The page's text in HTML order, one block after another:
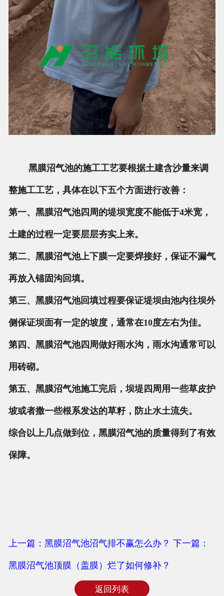
黑膜沼气池的施工工艺要根据土建含沙量来调
整施工工艺，具体在以下五个方面进行改善：
第一、黑膜沼气池四周的堤坝宽度不能低于4米宽，
土建的过程一定要层层夯实上来。
第二、黑膜沼气池上下膜一定要焊接好，保证不漏气
再放入锚固沟回填。
第三、黑膜沼气池回填过程要保证堤坝由池内往坝外
侧保证坝面有一定的坡度，通常在10度左右为佳。
第四、黑膜沼气池四周做好雨水沟，雨水沟通常可以
用砖砌。
第五、黑膜沼气池施工完后，坝堤四周用一些草皮护
坡或者撒一些根系发达的草籽，防止水土流失。
综合以上几点做到位，黑膜沼气池的质量得到了有效
保障。
上一篇：黑膜沼气池沼气排不赢怎么办？ 下一篇：
黑膜沼气池顶膜（盖膜）烂了如何修补？
返回列表